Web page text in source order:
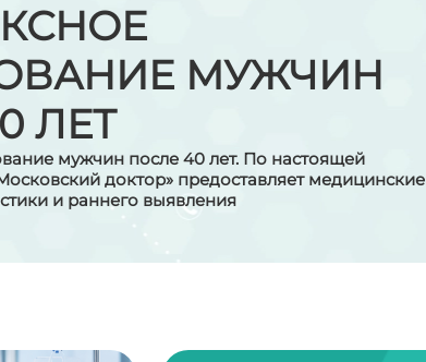
МУЖЧИН
ЛЕТ
мужчин после 40 лет. По настоящей
доктор» предоставляет медицинские
и раннего выявления